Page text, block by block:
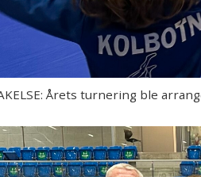
Årets turnering ble